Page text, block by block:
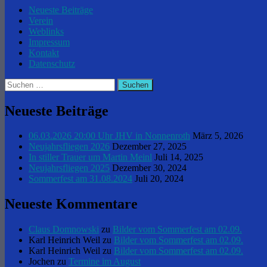
Neueste Beiträge
Verein
Weblinks
Impressum
Kontakt
Datenschutz
Suchen
nach:
Neueste Beiträge
06.03.2026 20:00 Uhr JHV in Nonnenroth März 5, 2026
Neujahrsfliegen 2026 Dezember 27, 2025
In stiller Trauer um Martin Meinl Juli 14, 2025
Neujahrsfliegen 2025 Dezember 30, 2024
Sommerfest am 31.08.2024 Juli 20, 2024
Neueste Kommentare
Claus Domnowski zu Bilder vom Sommerfest am 02.09.
Karl Heinrich Weil zu Bilder vom Sommerfest am 02.09.
Karl Heinrich Weil zu Bilder vom Sommerfest am 02.09.
Jochen zu Termine im August